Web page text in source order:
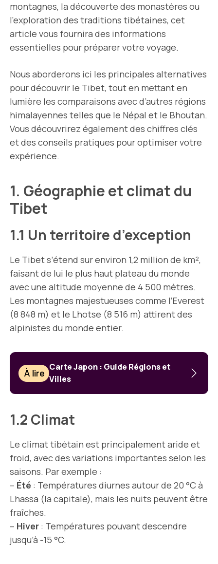
montagnes, la découverte des monastères ou
l’exploration des traditions tibétaines, cet
article vous fournira des informations
essentielles pour préparer votre voyage.
Nous aborderons ici les principales alternatives
pour découvrir le Tibet, tout en mettant en
lumière les comparaisons avec d’autres régions
himalayennes telles que le Népal et le Bhoutan.
Vous découvrirez également des chiffres clés
et des conseils pratiques pour optimiser votre
expérience.
1. Géographie et climat du
Tibet
1.1 Un territoire d’exception
Le Tibet s’étend sur environ 1,2 million de km²,
faisant de lui le plus haut plateau du monde
avec une altitude moyenne de 4 500 mètres.
Les montagnes majestueuses comme l’Everest
(8 848 m) et le Lhotse (8 516 m) attirent des
alpinistes du monde entier.
À lire
Carte Japon : Guide Régions et
Villes
1.2 Climat
Le climat tibétain est principalement aride et
froid, avec des variations importantes selon les
saisons. Par exemple :
– Été : Températures diurnes autour de 20 °C à
Lhassa (la capitale), mais les nuits peuvent être
fraîches.
– Hiver : Températures pouvant descendre
jusqu’à -15 °C.